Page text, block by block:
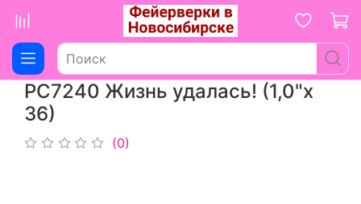
РС7240 Жизнь удалась! (1,0"х
36)
(0)